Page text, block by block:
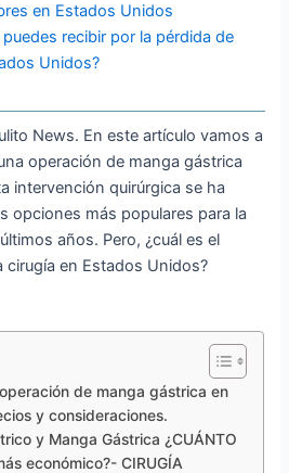
en Estados Unidos
recibir por la pérdida de
Unidos?
News. En este artículo vamos a
operación de manga gástrica
intervención quirúrgica se ha
opciones más populares para la
años. Pero, ¿cuál es el
en Estados Unidos?
de manga gástrica en
y consideraciones.
y Manga Gástrica ¿CUÁNTO
económico?- CIRUGÍA